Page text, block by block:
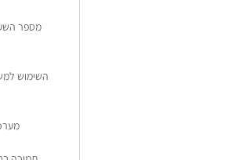
מספר
השימוש